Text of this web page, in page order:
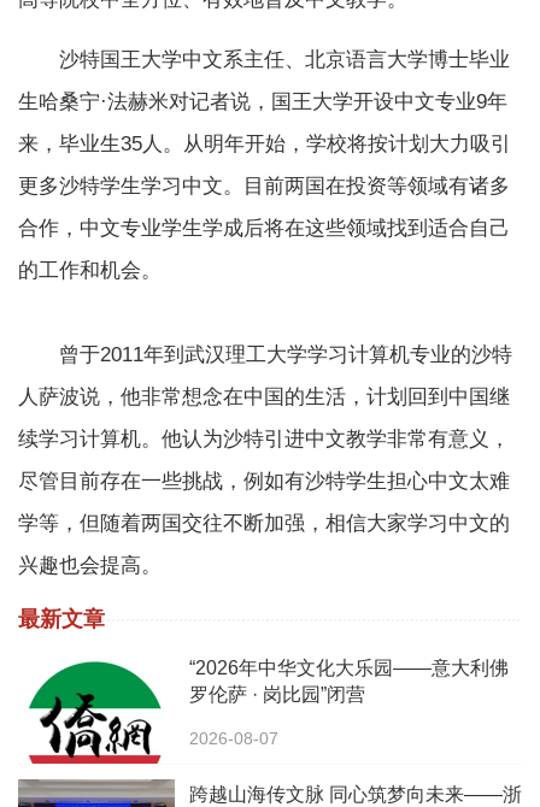
沙特国王大学中文系主任、北京语言大学博士毕业
生哈桑宁·法赫米对记者说，国王大学开设中文专业9年
来，毕业生35人。从明年开始，学校将按计划大力吸引
更多沙特学生学习中文。目前两国在投资等领域有诸多
合作，中文专业学生学成后将在这些领域找到适合自己
的工作和机会。
曾于2011年到武汉理工大学学习计算机专业的沙特
人萨波说，他非常想念在中国的生活，计划回到中国继
续学习计算机。他认为沙特引进中文教学非常有意义，
尽管目前存在一些挑战，例如有沙特学生担心中文太难
学等，但随着两国交往不断加强，相信大家学习中文的
兴趣也会提高。
最新文章
“2026年中华文化大乐园——意大利佛
罗伦萨 · 岗比园”闭营
2026-08-07
跨越山海传文脉 同心筑梦向未来——浙